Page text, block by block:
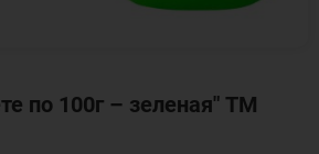
по 100г – зеленая" ТМ